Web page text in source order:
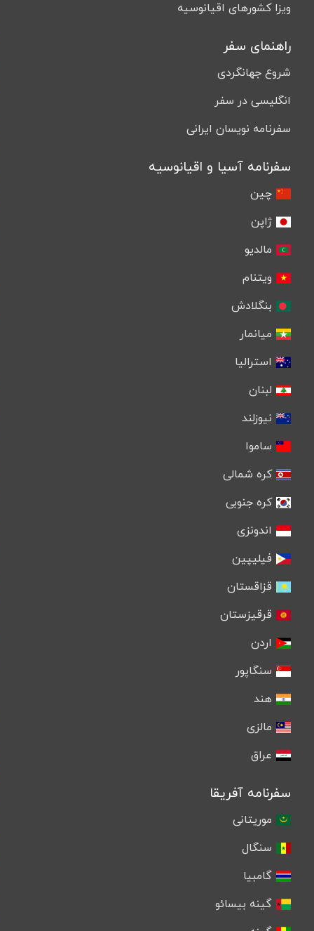
ویزا کشورهای اقیانوسیه
راهنمای سفر
شروع جهانگردی
انگلیسی در سفر
سفرنامه نویسان ایرانی
سفرنامه آسیا و اقیانوسیه
چین
ژاپن
مالدیو
ویتنام
بنگلادش
میانمار
استرالیا
لبنان
نیوزلند
ساموا
کره شمالی
کره جنوبی
اندونزی
فیلیپین
قزاقستان
قرقیزستان
اردن
سنگاپور
هند
مالزی
عراق
سفرنامه آفریقا
موریتانی
سنگال
گامبیا
گینه بیسائو